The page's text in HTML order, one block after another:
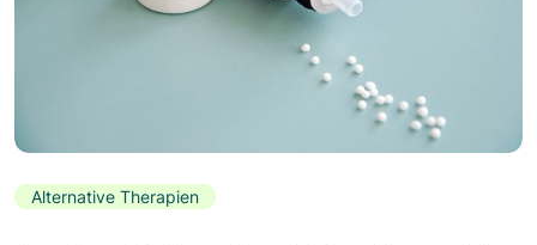
Alternative Therapien